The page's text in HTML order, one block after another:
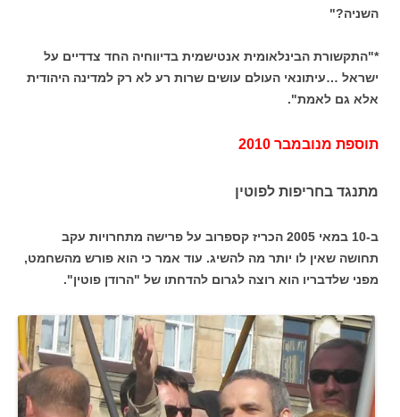
השניה?"
*"התקשורת הבינלאומית אנטישמית בדיווחיה החד צדדיים על
ישראל …עיתונאי העולם עושים שרות רע לא רק למדינה היהודית
אלא גם לאמת".
תוספת מנובמבר 2010
מתנגד בחריפות לפוטין
ב-10 במאי 2005 הכריז קספרוב על פרישה מתחרויות עקב
תחושה שאין לו יותר מה להשיג. עוד אמר כי הוא פורש מהשחמט,
מפני שלדבריו הוא רוצה לגרום להדחתו של "הרודן פוטין".